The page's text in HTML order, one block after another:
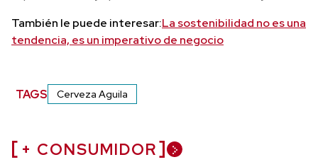
También le puede interesar:La sostenibilidad no es una
tendencia, es un imperativo de negocio
TAGS Cerveza Aguila
+ CONSUMIDOR